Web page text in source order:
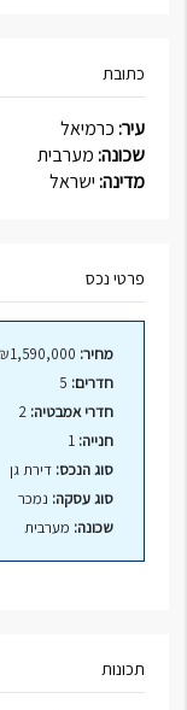
כתובת
עיר:כרמיאל
שכונה:מערבית
מדינה:ישראל
פרטי נכס
מחיר:
חדרים:
חדרי אמבטיה:
חנייה:
סוג הנכס: דירת גן
סוג עסקה: נמכר
שכונה: מערבית
תכונות